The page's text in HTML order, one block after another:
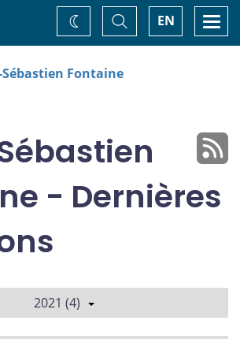
EN
Basculer
la
recherche
Changez
de
thème
Sébastien Fontaine
- Dernières
2021 (4)